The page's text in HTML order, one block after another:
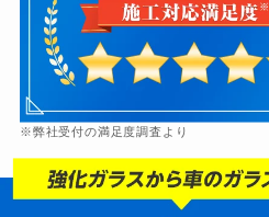
※弊社受付の満足度調査より